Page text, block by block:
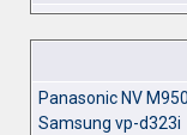
Panasonic NV
Samsung vp-d323i